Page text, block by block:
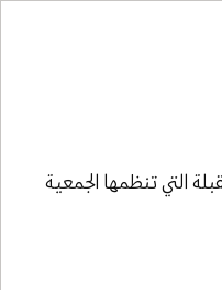
التي تنظمها الجمعية